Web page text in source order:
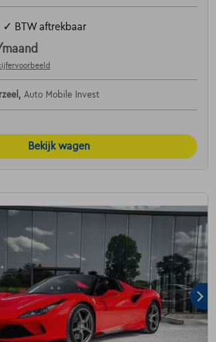
✓ BTW aftrekbaar
Auto Mobile Invest
Bekijk wagen